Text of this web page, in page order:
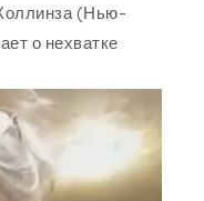
(Нью-
о нехватке